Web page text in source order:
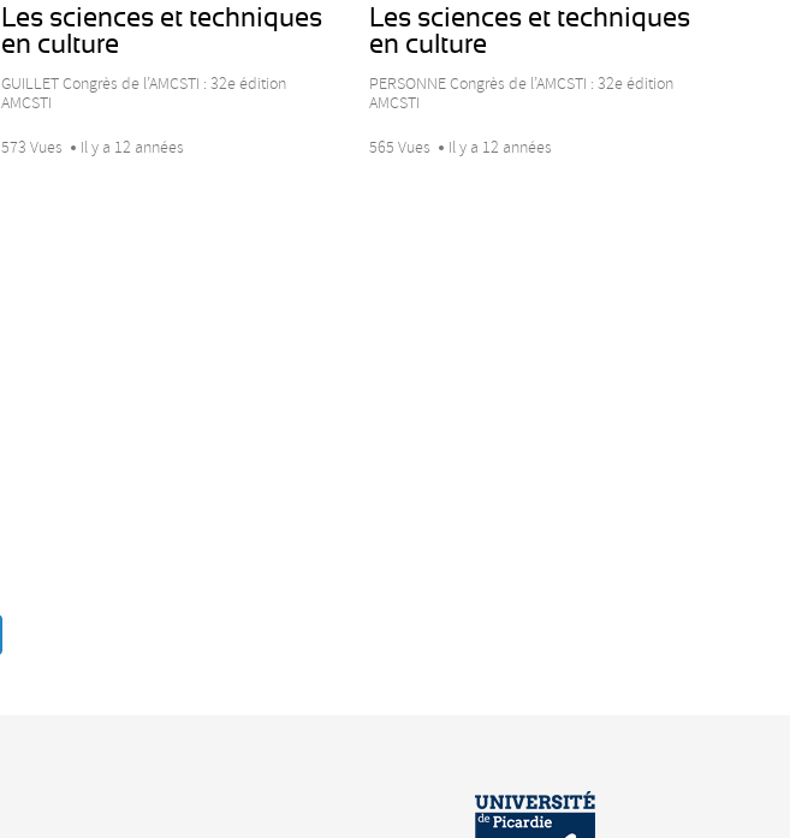
Les sciences et techniques
en culture
GUILLET Congrès de l’AMCSTI : 32e édition
AMCSTI
573 Vues Il y a 12 années
Les sciences et techniques
en culture
PERSONNE Congrès de l’AMCSTI : 32e édition
AMCSTI
565 Vues Il y a 12 années